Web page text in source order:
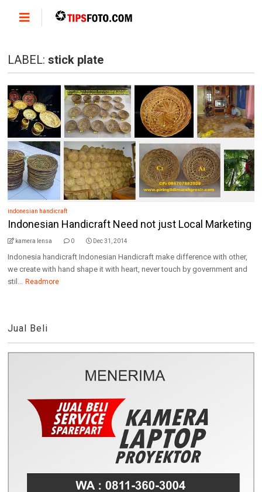
LABEL:stick plate
indonesian handicraft
Indonesian Handicraft Need not just Local Marketing
kamera lensa 0 Dec 31, 2014
Indonesia handicraft Indonesian Handicraft make difference with other,
we create with hand shape it with heart, never touch by government and
stil... Readmore
Jual Beli